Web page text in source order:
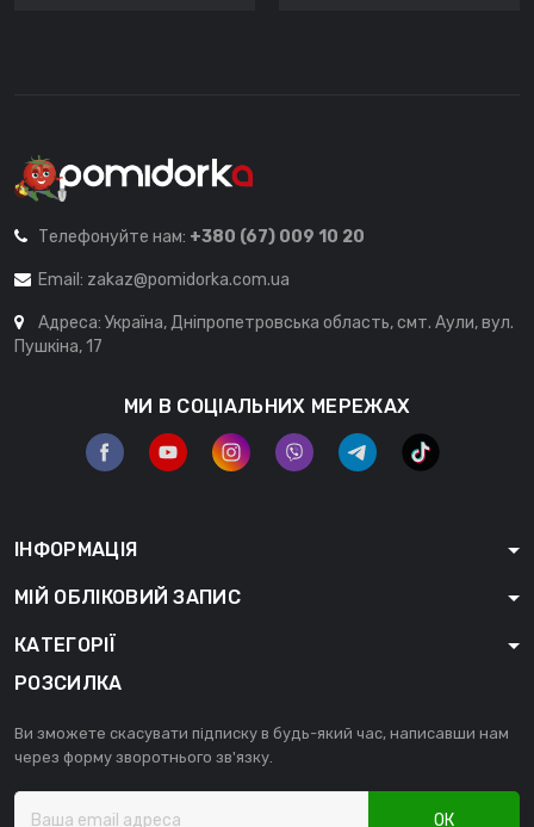
Телефонуйте нам: +380 (67) 009 10 20
Email: zakaz@pomidorka.com.ua
Адреса: Україна, Дніпропетровська область, смт. Аули, вул.
Пушкіна, 17
МИ В СОЦІАЛЬНИХ МЕРЕЖАХ
ІНФОРМАЦІЯ
МІЙ ОБЛІКОВИЙ ЗАПИС
КАТЕГОРІЇ
РОЗСИЛКА
Ви зможете скасувати підписку в будь-який час, написавши нам
через форму зворотнього зв'язку.
ОК